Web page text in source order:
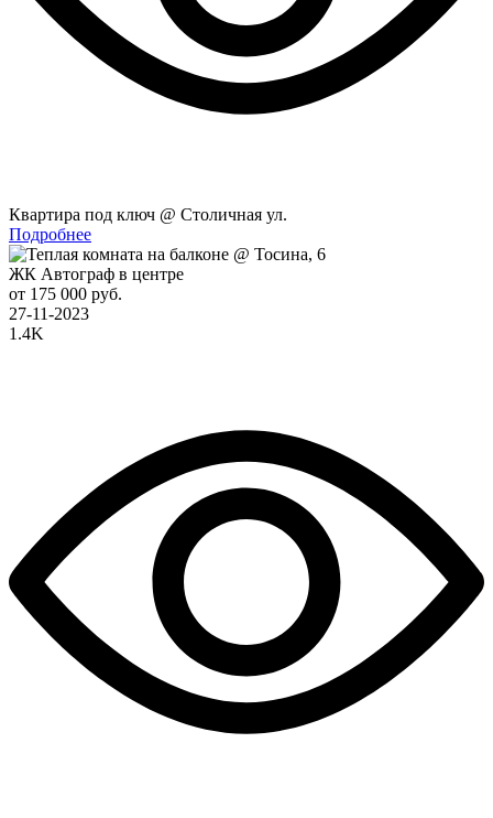
Квартира под ключ @ Столичная ул.
Подробнее
ЖК Автограф в центре
от 175 000 руб.
27-11-2023
1.4K